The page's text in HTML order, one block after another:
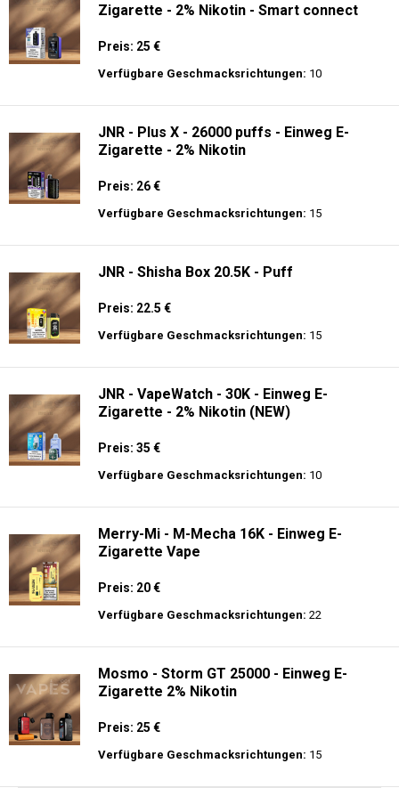
Zigarette - 2% Nikotin - Smart connect
Preis: 25 €
Verfügbare Geschmacksrichtungen: 10
JNR - Plus X - 26000 puffs - Einweg E-
Zigarette - 2% Nikotin
Preis: 26 €
Verfügbare Geschmacksrichtungen: 15
JNR - Shisha Box 20.5K - Puff
Preis: 22.5 €
Verfügbare Geschmacksrichtungen: 15
JNR - VapeWatch - 30K - Einweg E-
Zigarette - 2% Nikotin (NEW)
Preis: 35 €
Verfügbare Geschmacksrichtungen: 10
Merry-Mi - M-Mecha 16K - Einweg E-
Zigarette Vape
Preis: 20 €
Verfügbare Geschmacksrichtungen: 22
Mosmo - Storm GT 25000 - Einweg E-
Zigarette 2% Nikotin
Preis: 25 €
Verfügbare Geschmacksrichtungen: 15